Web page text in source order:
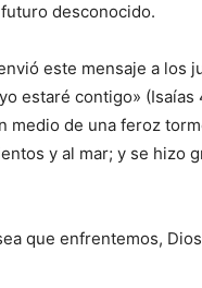
desconocido.
este mensaje a los
estaré contigo» (Isaías
medio de una feroz
y al mar; y se hizo
que enfrentemos,